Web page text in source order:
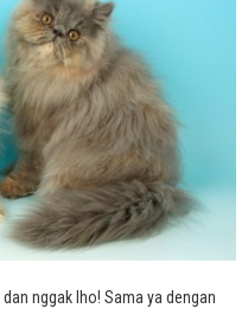
nggak lho! Sama ya dengan